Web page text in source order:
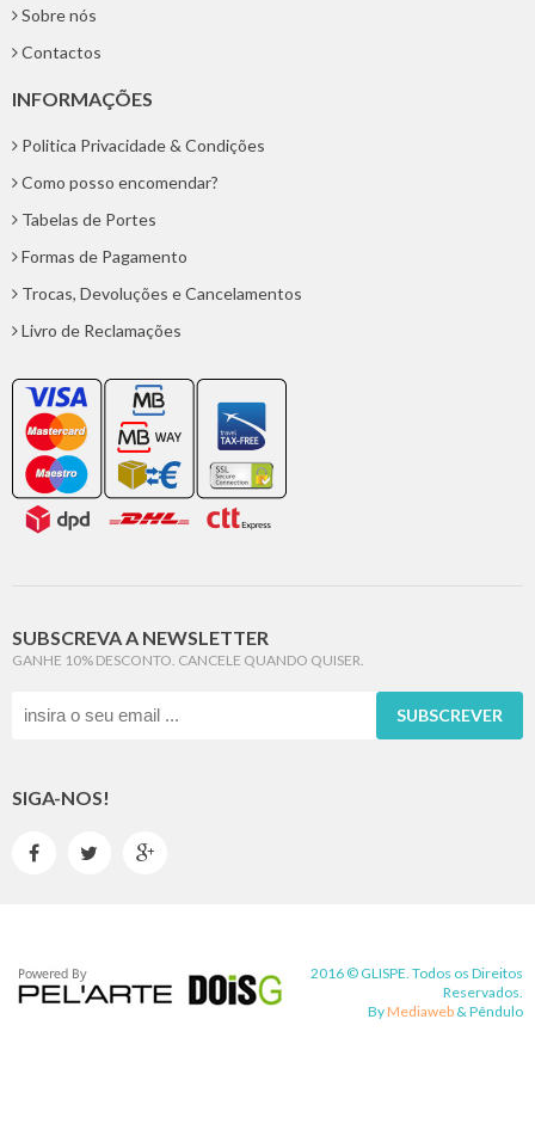
Sobre nós
Contactos
INFORMAÇÕES
Politica Privacidade & Condições
Como posso encomendar?
Tabelas de Portes
Formas de Pagamento
Trocas, Devoluções e Cancelamentos
Livro de Reclamações
SUBSCREVA A NEWSLETTER
GANHE 10% DESCONTO. CANCELE QUANDO QUISER.
SUBSCREVER
SIGA-NOS!
  
2016 © GLISPE. Todos os Direitos
Reservados.
By Mediaweb & Pêndulo